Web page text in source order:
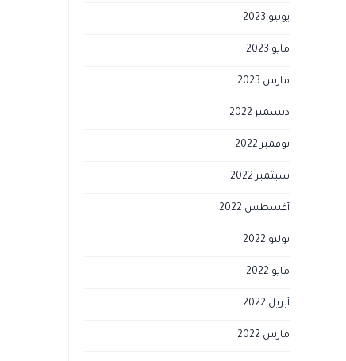
يونيو 2023
مايو 2023
مارس 2023
ديسمبر 2022
نوفمبر 2022
سبتمبر 2022
أغسطس 2022
يوليو 2022
مايو 2022
أبريل 2022
مارس 2022